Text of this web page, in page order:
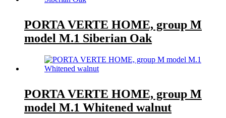
PORTA VERTE HOME, group M
model M.1 Siberian Oak
PORTA VERTE HOME, group M
model M.1 Whitened walnut